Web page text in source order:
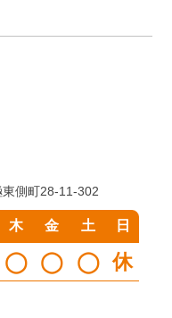
側町28-11-302
木 金 土 日
◯ ◯ ◯ 休